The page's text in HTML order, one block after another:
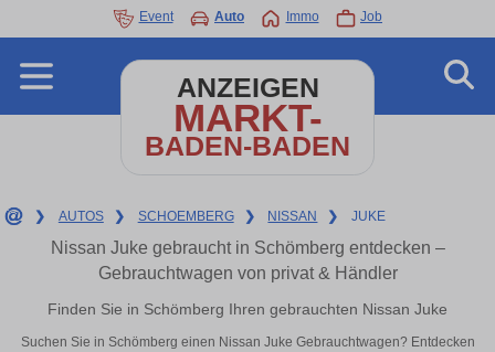
Event Auto Immo Job
ANZEIGEN
MARKT-
BADEN-BADEN
❯ AUTOS ❯ SCHOEMBERG ❯ NISSAN ❯ JUKE
Nissan Juke gebraucht in Schömberg entdecken –
Gebrauchtwagen von privat & Händler
Finden Sie in Schömberg Ihren gebrauchten Nissan Juke
Suchen Sie in Schömberg einen Nissan Juke Gebrauchtwagen? Entdecken